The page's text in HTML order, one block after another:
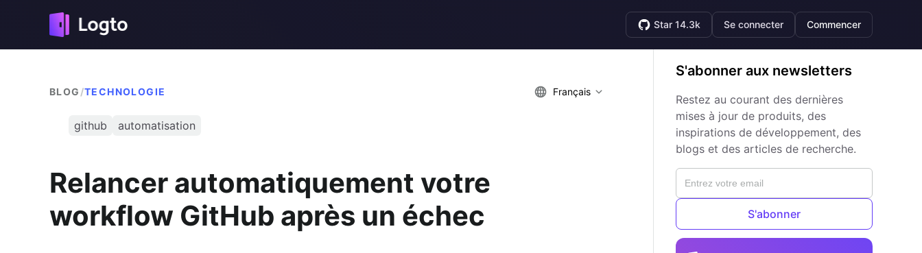
Star 14.3k Se connecter Commencer
BLOG /TECHNOLOGIE Français
github automatisation
Relancer automatiquement votre
workflow GitHub après un échec
S'abonner aux newsletters
Restez au courant des dernières
mises à jour de produits, des
inspirations de développement, des
blogs et des articles de recherche.
S'abonner